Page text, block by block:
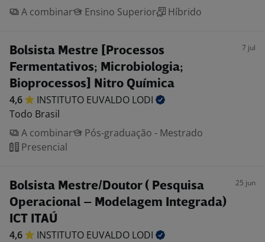
A combinar
Ensino Superior Híbrido
Bolsista Mestre [Processos
Fermentativos; Microbiologia;
Bioprocessos] Nitro Química
7 jul
4,6 INSTITUTO EUVALDO LODI
Todo Brasil
A combinar
Pós-graduação - Mestrado
Presencial
Bolsista Mestre/Doutor ( Pesquisa
Operacional – Modelagem Integrada)
ICT ITAÚ
25 jun
4,6 INSTITUTO EUVALDO LODI